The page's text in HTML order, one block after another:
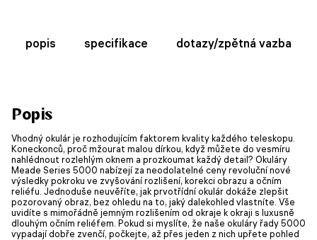
popis specifikace dotazy/zpětná vazba
Popis
Vhodný okulár je rozhodujícím faktorem kvality každého teleskopu.
Koneckonců, proč mžourat malou dírkou, když můžete do vesmíru
nahlédnout rozlehlým oknem a prozkoumat každý detail? Okuláry
Meade Series 5000 nabízejí za neodolatelné ceny revoluční nové
výsledky pokroku ve zvyšování rozlišení, korekci obrazu a očním
reliéfu. Jednoduše neuvěříte, jak prvotřídní okulár dokáže zlepšit
pozorovaný obraz, bez ohledu na to, jaký dalekohled vlastníte. Vše
uvidíte s mimořádně jemným rozlišením od okraje k okraji s luxusně
dlouhým očním reliéfem. Pokud si myslíte, že naše okuláry řady 5000
vypadají dobře zvenčí, počkejte, až přes jeden z nich upřete pohled